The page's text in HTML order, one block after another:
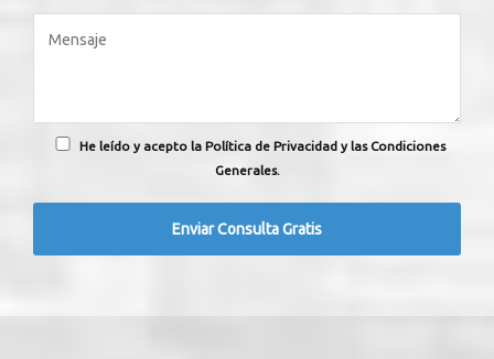
He leído y acepto la Política de Privacidad y las Condiciones
Generales.